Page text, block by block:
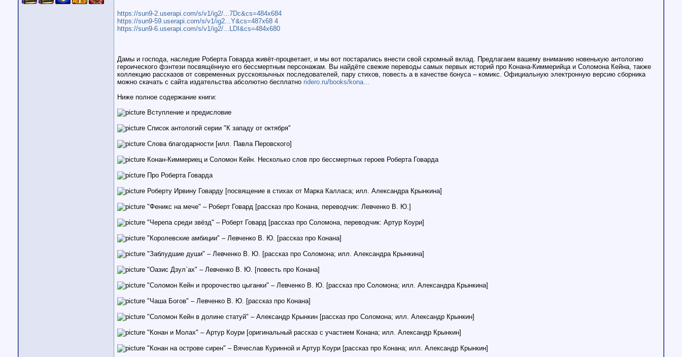
https://sun9-2.userapi.com/s/v1/ig2/...7Dc&cs=484x684
https://sun9-59.userapi.com/s/v1/ig2...Y&cs=487x68 4
https://sun9-6.userapi.com/s/v1/ig2/...LDI&cs=484x680
Дамы и господа, наследие Роберта Говарда живёт-процветает, и мы вот постарались внести свой скромный вклад. Предлагаем вашему вниманию новенькую антологию
героического фэнтези посвящённую его бессмертным персонажам. Вы найдёте свежие переводы самых первых историй про Конана-Киммерийца и Соломона Кейна, также
коллекцию рассказов от современных русскоязычных последователей, пару стихов, повесть а в качестве бонуса – комикс. Официальную электронную версию сборника
можно скачать с сайта издательства абсолютно бесплатно ridero.ru/books/kona...
Ниже полное содержание книги:
Вступление и предисловие
Список антологий серии "К западу от октября"
Слова благодарности [илл. Павла Перовского]
Конан-Киммериец и Соломон Кейн. Несколько слов про бессмертных героев Роберта Говарда
Про Роберта Говарда
Роберту Ирвину Говарду [посвящение в стихах от Марка Калласа; илл. Александра Крынкина]
"Феникс на мече" – Роберт Говард [рассказ про Конана, переводчик: Левченко В. Ю.]
"Черепа среди звёзд" – Роберт Говард [рассказ про Соломона, переводчик: Артур Коури]
"Королевские амбиции" – Левченко В. Ю. [рассказ про Конана]
"Заблудшие души" – Левченко В. Ю. [рассказ про Соломона; илл. Александра Крынкина]
"Оазис Дзул`ах" – Левченко В. Ю. [повесть про Конана]
"Соломон Кейн и пророчество цыганки" – Левченко В. Ю. [рассказ про Соломона; илл. Александра Крынкина]
"Чаша Богов" – Левченко В. Ю. [рассказ про Конана]
"Соломон Кейн в долине статуй" – Александр Крынкин [рассказ про Соломона; илл. Александр Крынкин]
"Конан и Молах" – Артур Коури [оригинальный рассказ с участием Конана; илл. Александр Крынкин]
"Конан на острове сирен" – Вячеслав Куринной и Артур Коури [рассказ про Конана; илл. Александр Крынкин]